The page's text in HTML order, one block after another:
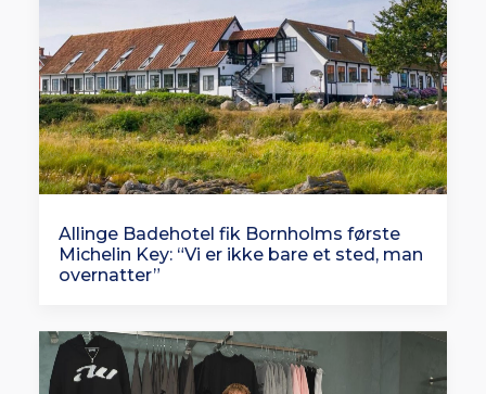
Allinge Badehotel fik Bornholms første
Michelin Key: “Vi er ikke bare et sted, man
overnatter”